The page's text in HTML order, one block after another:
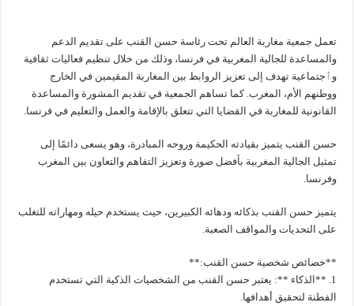
تعمل جمعية مغاربة العالم تحت رئاسة حسن القنب على تقديم الدعم
والمساعدة للجالية المغربية في فرنسا، وذلك من خلال تنظيم فعاليات ثقافية
وٱجتماعية تهدف إلى تعزيز الروابط بين المغاربة المقيمين في الخارج
ووطنهم الأم، المغرب. كما تساهم الجمعية في تقديم المشورة والمساعدة
القانونية للمغاربة في القضايا التي تتعلق بالإقامة والعمل والتعليم في فرنسا.
حسن القنب يتميز بقيادته الحكيمة وروحه المبادرة، وهو يسعى دائمًا إلى
تمثيل الجالية المغربية بأفضل صورة وتعزيز التفاهم والتعاون بين المغرب
وفرنسا.
يتميز حسن القنب بذكائه ودهائه الكبيرين، حيث يستخدم حيله ومهاراته للتغلب
على التحديات والمواقف الصعبة.
**خصائص شخصية حسن القنب:**
1. **الذكاء **: يعتبر حسن القنب من الشخصيات الذكية التي تستخدم
الفطنة لتحقيق أهدافها.